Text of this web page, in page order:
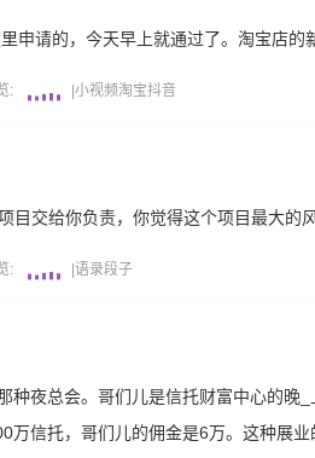
申请的，今天早上就通过了。淘宝店的
: 小视频淘宝抖音
目交给你负责，你觉得这个项目最大的
: 语录段子
种夜总会。哥们儿是信托财富中心的晚
万信托，哥们儿的佣金是6万。这种展